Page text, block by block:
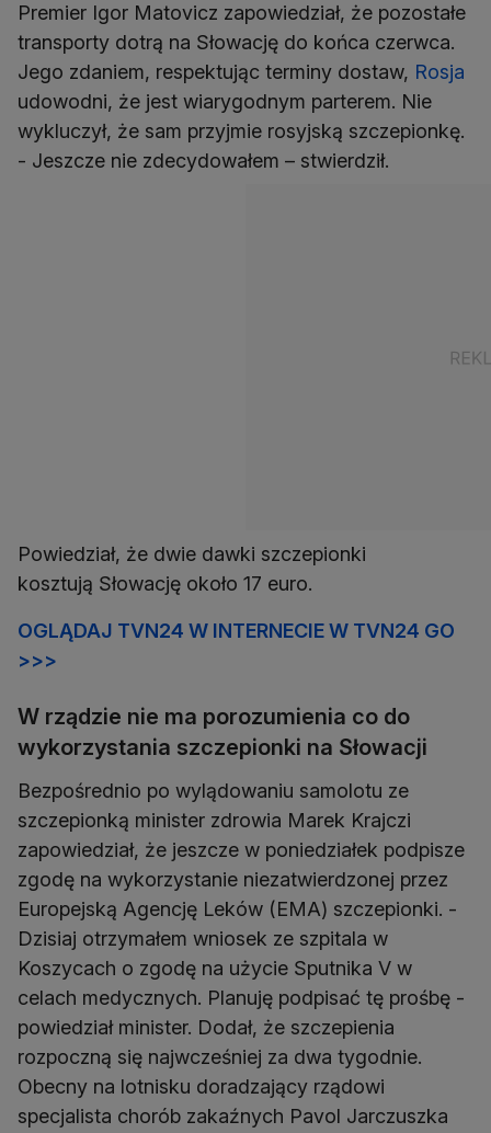
Premier Igor Matovicz zapowiedział, że pozostałe
transporty dotrą na Słowację do końca czerwca.
Jego zdaniem, respektując terminy dostaw, Rosja
udowodni, że jest wiarygodnym parterem. Nie
wykluczył, że sam przyjmie rosyjską szczepionkę.
- Jeszcze nie zdecydowałem – stwierdził.
Powiedział, że dwie dawki szczepionki
kosztują Słowację około 17 euro.
OGLĄDAJ TVN24 W INTERNECIE W TVN24 GO
>>>
W rządzie nie ma porozumienia co do
wykorzystania szczepionki na Słowacji
Bezpośrednio po wylądowaniu samolotu ze
szczepionką minister zdrowia Marek Krajczi
zapowiedział, że jeszcze w poniedziałek podpisze
zgodę na wykorzystanie niezatwierdzonej przez
Europejską Agencję Leków (EMA) szczepionki. -
Dzisiaj otrzymałem wniosek ze szpitala w
Koszycach o zgodę na użycie Sputnika V w
celach medycznych. Planuję podpisać tę prośbę -
powiedział minister. Dodał, że szczepienia
rozpoczną się najwcześniej za dwa tygodnie.
Obecny na lotnisku doradzający rządowi
specjalista chorób zakaźnych Pavol Jarczuszka